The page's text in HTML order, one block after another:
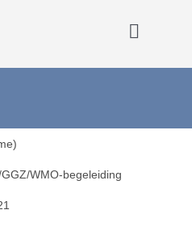
Toggle
WMO-begeleiding